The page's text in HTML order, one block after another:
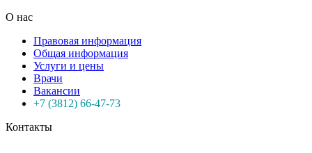
О нас
Правовая информация
Общая информация
Услуги и цены
Врачи
Вакансии
+7 (3812) 66-47-73
Контакты